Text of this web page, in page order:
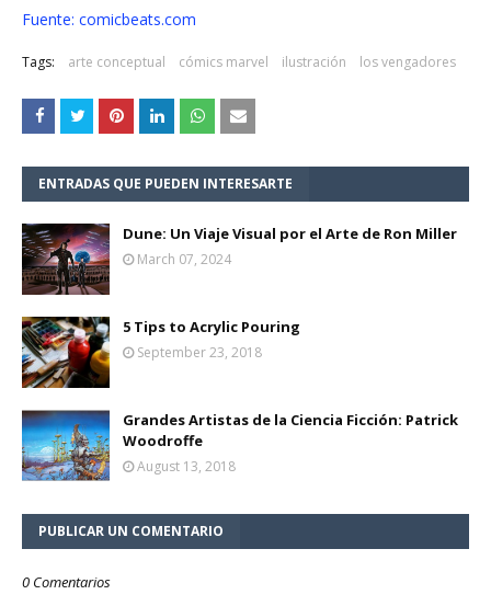
Fuente: comicbeats.com
Tags: arte conceptual cómics marvel ilustración los vengadores
ENTRADAS QUE PUEDEN INTERESARTE
Dune: Un Viaje Visual por el Arte de Ron Miller
March 07, 2024
5 Tips to Acrylic Pouring
September 23, 2018
Grandes Artistas de la Ciencia Ficción: Patrick
Woodroffe
August 13, 2018
PUBLICAR UN COMENTARIO
0 Comentarios